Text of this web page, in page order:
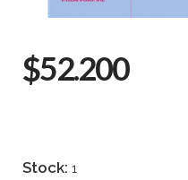
$52.200
Stock: 1